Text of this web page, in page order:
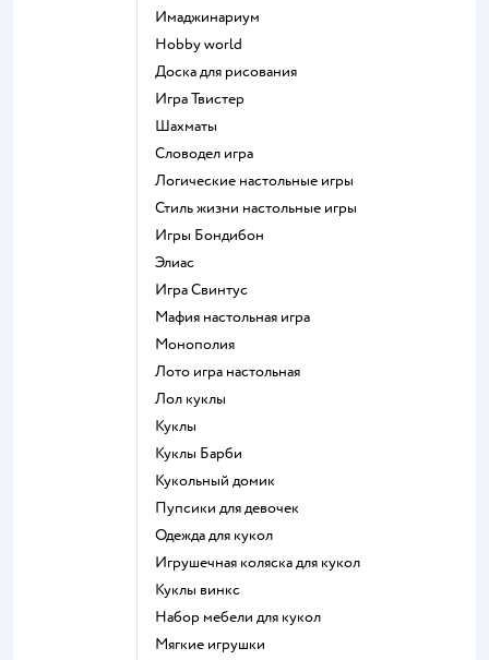
Имаджинариум
Hobby world
Доска для рисования
Игра Твистер
Шахматы
Словодел игра
Логические настольные игры
Стиль жизни настольные игры
Игры Бондибон
Элиас
Игра Свинтус
Мафия настольная игра
Монополия
Лото игра настольная
Лол куклы
Куклы
Куклы Барби
Кукольный домик
Пупсики для девочек
Одежда для кукол
Игрушечная коляска для кукол
Куклы винкс
Набор мебели для кукол
Мягкие игрушки